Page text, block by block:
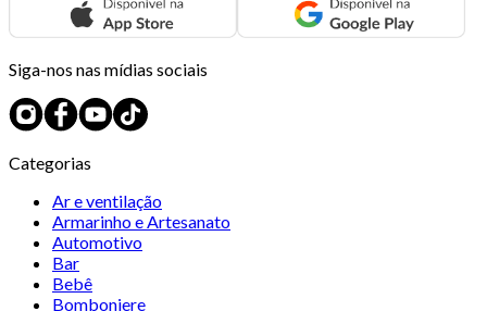
Siga-nos nas mídias sociais
Categorias
Ar e ventilação
Armarinho e Artesanato
Automotivo
Bar
Bebê
Bomboniere